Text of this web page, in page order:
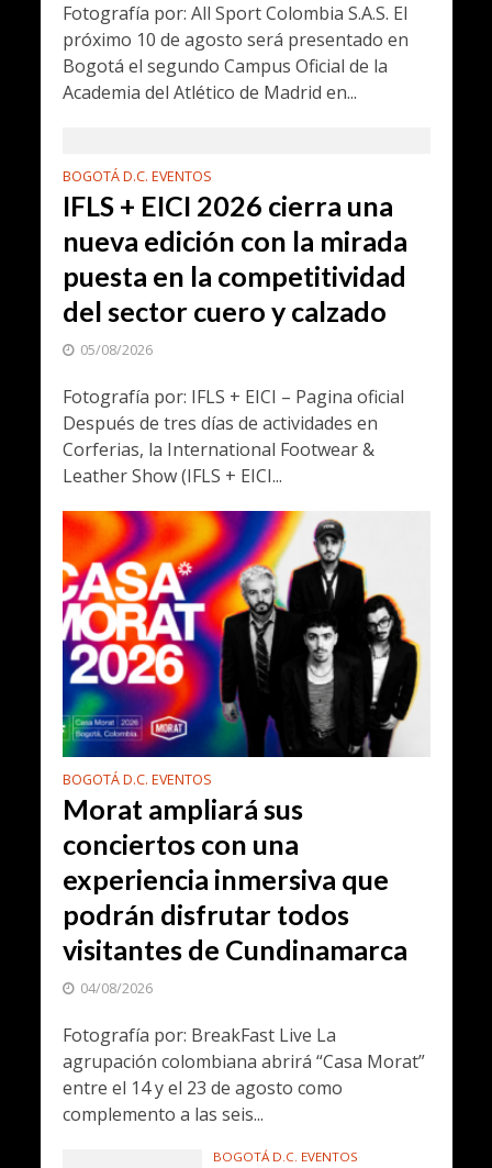
Fotografía por: All Sport Colombia S.A.S. El
próximo 10 de agosto será presentado en
Bogotá el segundo Campus Oficial de la
Academia del Atlético de Madrid en...
BOGOTÁ D.C. EVENTOS
IFLS + EICI 2026 cierra una
nueva edición con la mirada
puesta en la competitividad
del sector cuero y calzado
05/08/2026
Fotografía por: IFLS + EICI – Pagina oficial
Después de tres días de actividades en
Corferias, la International Footwear &
Leather Show (IFLS + EICI...
BOGOTÁ D.C. EVENTOS
Morat ampliará sus
conciertos con una
experiencia inmersiva que
podrán disfrutar todos
visitantes de Cundinamarca
04/08/2026
Fotografía por: BreakFast Live La
agrupación colombiana abrirá “Casa Morat”
entre el 14 y el 23 de agosto como
complemento a las seis...
BOGOTÁ D.C. EVENTOS